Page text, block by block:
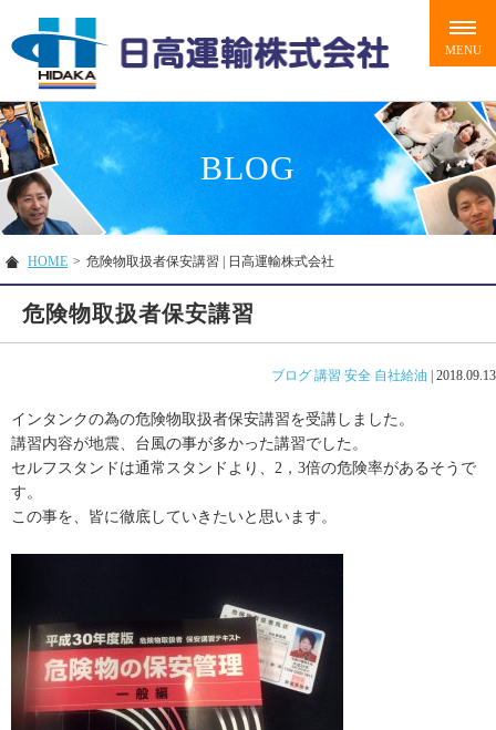
BLOG
HOME > 危険物取扱者保安講習 | 日高運輸株式会社
危険物取扱者保安講習
ブログ 講習 安全 自社給油 | 2018.09.13
インタンクの為の危険物取扱者保安講習を受講しました。
講習内容が地震、台風の事が多かった講習でした。
セルフスタンドは通常スタンドより、2，3倍の危険率があるそうで
す。
この事を、皆に徹底していきたいと思います。